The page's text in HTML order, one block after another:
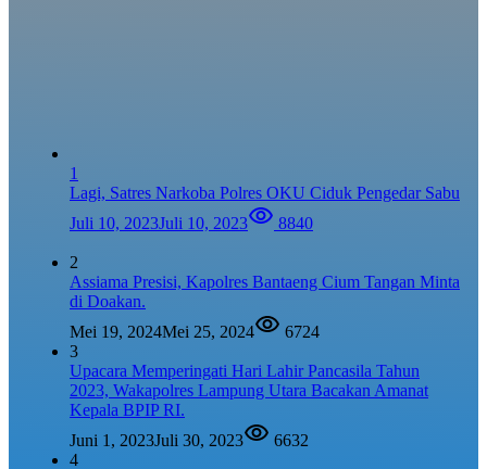
1
Lagi, Satres Narkoba Polres OKU Ciduk Pengedar Sabu
Juli 10, 2023Juli 10, 2023 8840
2
Assiama Presisi, Kapolres Bantaeng Cium Tangan Minta
di Doakan.
Mei 19, 2024Mei 25, 2024
6724
3
Upacara Memperingati Hari Lahir Pancasila Tahun
2023, Wakapolres Lampung Utara Bacakan Amanat
Kepala BPIP RI.
Juni 1, 2023Juli 30, 2023
6632
4